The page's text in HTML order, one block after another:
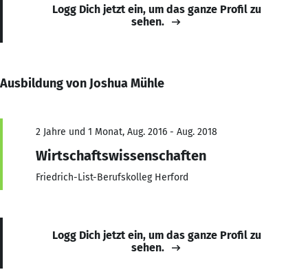
Logg Dich jetzt ein, um das ganze Profil zu
sehen.
Ausbildung von Joshua Mühle
2 Jahre und 1 Monat, Aug. 2016 - Aug. 2018
Wirtschaftswissenschaften
Friedrich-List-Berufskolleg Herford
Logg Dich jetzt ein, um das ganze Profil zu
sehen.